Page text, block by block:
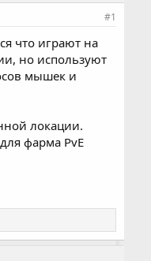
#1
что играют на
но используют
мышек и
локации.
фарма PvE